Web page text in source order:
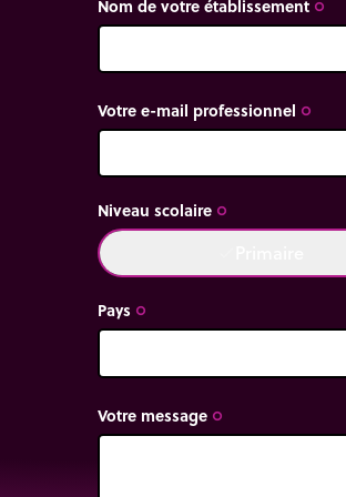
Nom de votre établissement trip_origin
Votre e-mail professionnel trip_origin
Niveau scolaire trip_origin
Pays trip_origin
Votre message trip_origin